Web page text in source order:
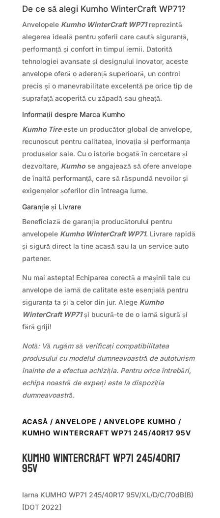
De ce să alegi Kumho WinterCraft WP71?
Anvelopele Kumho WinterCraft WP71reprezintă
alegerea ideală pentru șoferii care caută siguranță,
performanță și confort în timpul iernii. Datorită
tehnologiei avansate și designului inovator, aceste
anvelope oferă o aderență superioară, un control
precis și o manevrabilitate excelentă pe orice tip de
suprafață acoperită cu zăpadă sau gheață.
Informații despre Marca Kumho
Kumho Tireeste un producător global de anvelope,
recunoscut pentru calitatea, inovația și performanța
produselor sale. Cu o istorie bogată în cercetare și
dezvoltare, Kumhose angajează să ofere anvelope
de înaltă performanță, care să răspundă nevoilor și
exigențelor șoferilor din întreaga lume.
Garanție și Livrare
Beneficiază de garanția producătorului pentru
anvelopele Kumho WinterCraft WP71. Livrare rapidă
și sigură direct la tine acasă sau la un service auto
partener.
Nu mai astepta! Echiparea corectă a mașinii tale cu
anvelope de iarnă de calitate este esențială pentru
siguranța ta și a celor din jur. Alege Kumho
WinterCraft WP71și bucură-te de o iarnă sigură și
fără griji!
Notă: Vă rugăm să verificați compatibilitatea
produsului cu modelul dumneavoastră de autoturism
înainte de a efectua achiziția. Pentru orice întrebări,
echipa noastră de experți este la dispoziția
dumneavoastră.
ACASĂ / ANVELOPE / ANVELOPE KUMHO /
KUMHO WINTERCRAFT WP71 245/40R17 95V
Kumho WINTERCRAFT WP71 245/40R17
95V
Iarna KUMHO WP71 245/40R17 95V/XL/D/C/70dB(B)
[DOT 2022]